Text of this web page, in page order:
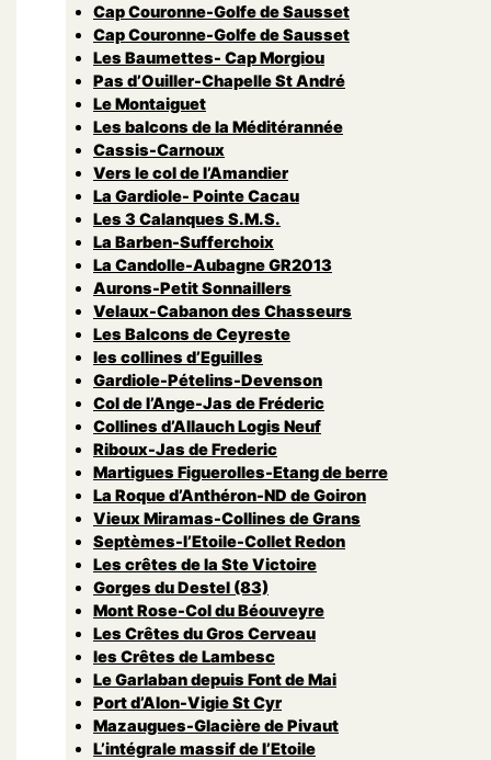
Cap Couronne-Golfe de Sausset
Cap Couronne-Golfe de Sausset
Les Baumettes- Cap Morgiou
Pas d’Ouiller-Chapelle St André
Le Montaiguet
Les balcons de la Méditérannée
Cassis-Carnoux
Vers le col de l’Amandier
La Gardiole- Pointe Cacau
Les 3 Calanques S.M.S.
La Barben-Sufferchoix
La Candolle-Aubagne GR2013
Aurons-Petit Sonnaillers
Velaux-Cabanon des Chasseurs
Les Balcons de Ceyreste
les collines d’Eguilles
Gardiole-Pételins-Devenson
Col de l’Ange-Jas de Fréderic
Collines d’Allauch Logis Neuf
Riboux-Jas de Frederic
Martigues Figuerolles-Etang de berre
La Roque d’Anthéron-ND de Goiron
Vieux Miramas-Collines de Grans
Septèmes-l’Etoile-Collet Redon
Les crêtes de la Ste Victoire
Gorges du Destel (83)
Mont Rose-Col du Béouveyre
Les Crêtes du Gros Cerveau
les Crêtes de Lambesc
Le Garlaban depuis Font de Mai
Port d’Alon-Vigie St Cyr
Mazaugues-Glacière de Pivaut
L’intégrale massif de l’Etoile